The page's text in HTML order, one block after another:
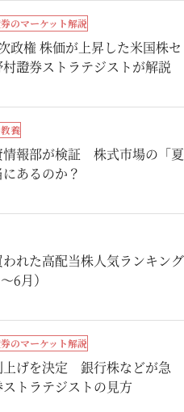
のマーケット解説
政権 株価が上昇した米国株セ
證券ストラテジストが解説
養
情報部が検証 株式市場の「夏
あるのか？
れた高配当株人気ランキング
6月）
のマーケット解説
上げを決定 銀行株などが急
トラテジストの見方